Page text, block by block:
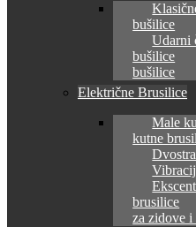
bušilice
Udarni
bušilice
bušilice
Električne Brusilice
Male
kutne
brusilice
za zidove i